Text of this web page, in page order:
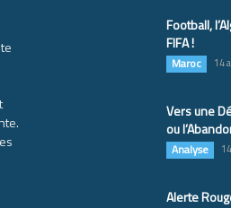
Football,
FIFA !
Maroc 14
Vers une
ou
Analyse
Alerte